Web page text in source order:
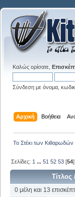
Καλώς ορίσατε,
Σύνδεση με όνομα,
Αρχική Βοήθεια
Το Στέκι των Κιθαρωδών
Σελίδες: 1 ...51 52 53 [54
Τίτλος
0 μέλη και 13